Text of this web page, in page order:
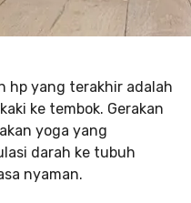
hp yang terakhir adalah
ke tembok. Gerakan
yoga yang
darah ke tubuh
nyaman.